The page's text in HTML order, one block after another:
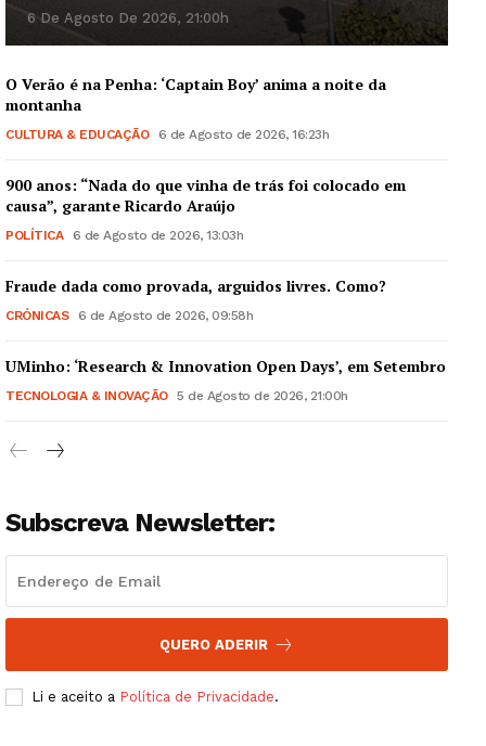
Guimarães, agora!
Institucional
Artigos
Grande Entrevista
6 De Agosto De 2026, 21:00h
O Verão é na Penha: ‘Captain Boy’ anima a noite da
montanha
CULTURA & EDUCAÇÃO 6 de Agosto de 2026, 16:23h
900 anos: “Nada do que vinha de trás foi colocado em
causa”, garante Ricardo Araújo
POLÍTICA 6 de Agosto de 2026, 13:03h
Fraude dada como provada, arguidos livres. Como?
CRÓNICAS 6 de Agosto de 2026, 09:58h
UMinho: ‘Research & Innovation Open Days’, em Setembro
TECNOLOGIA & INOVAÇÃO 5 de Agosto de 2026, 21:00h
Subscreva Newsletter:
QUERO ADERIR
Li e aceito a Política de Privacidade.